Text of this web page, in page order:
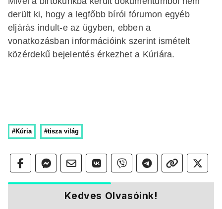
derült ki, hogy a legfőbb bírói fórumon egyéb
eljárás indult-e az ügyben, ebben a
vonatkozásban információink szerint ismételt
közérdekű bejelentés érkezhet a Kúriára.
#Kúria #tisza világ
Kedves Olvasóink!